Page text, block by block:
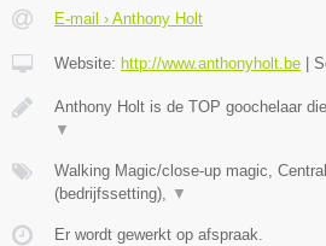
E-mail › Anthony Holt
Website: http://www.anthonyholt.be
Anthony Holt is de TOP goochelaar
▼
Walking Magic/close-up magic,
(bedrijfssetting), ▼
Er wordt gewerkt op afspraak.